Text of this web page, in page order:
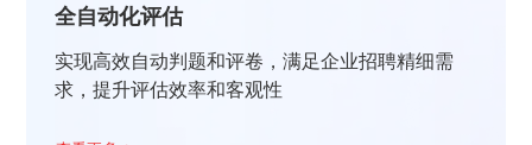
全自动化评估
实现高效自动判题和评卷，满足企业招聘精细需
求，提升评估效率和客观性